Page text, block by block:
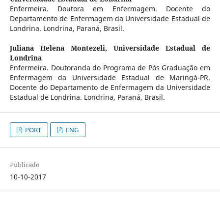
Enfermeira. Doutora em Enfermagem. Docente do
Departamento de Enfermagem da Universidade Estadual de
Londrina. Londrina, Paraná, Brasil.
Juliana Helena Montezeli,Universidade Estadual de
Londrina
Enfermeira. Doutoranda do Programa de Pós Graduação em
Enfermagem da Universidade Estadual de Maringá-PR.
Docente do Departamento de Enfermagem da Universidade
Estadual de Londrina. Londrina, Paraná, Brasil.
PORT ENG
Publicado
10-10-2017